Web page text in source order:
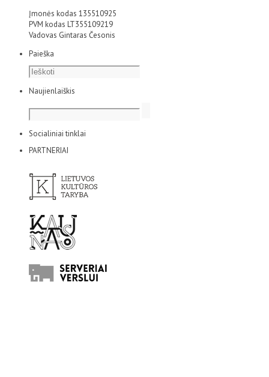
Įmonės kodas 135510925
PVM kodas LT355109219
Vadovas Gintaras Česonis
Paieška
Naujienlaiškis
Socialiniai tinklai
PARTNERIAI